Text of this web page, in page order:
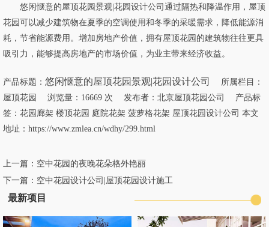
悠闲惬意的屋顶花园景观|花园设计公司通过隔热和降温作用，屋顶
花园可以减少建筑物在夏季的空调使用和冬季的采暖需求，降低能源消
耗，节省能源费用。增加房地产价值，拥有屋顶花园的建筑物往往更具
吸引力，能够提高房地产的市场价值，为业主带来经济收益。
产品标题： 悠闲惬意的屋顶花园景观|花园设计公司
所属栏目：
屋顶花园
浏览量：16669 次 发布者：北京屋顶花园公司 产品标
签： 花园廊架 楼顶花园 庭院花架 菠萝格花架 屋顶花园设计公司 本文
地址： https://www.zmlea.cn/wdhy/299.html
上一篇： 空中花园的夜晚花朵格外艳丽
下一篇： 空中花园设计公司|屋顶花园设计施工
最新项目